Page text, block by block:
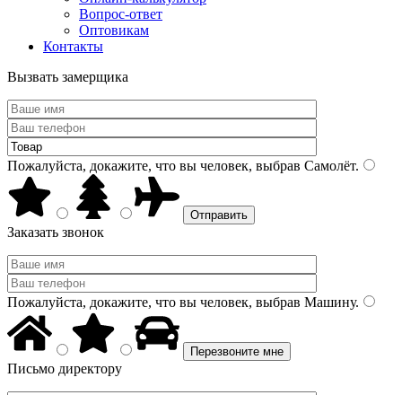
Вопрос-ответ
Оптовикам
Контакты
Вызвать замерщика
Пожалуйста, докажите, что вы человек, выбрав Самолёт.
Заказать звонок
Пожалуйста, докажите, что вы человек, выбрав Машину.
Письмо директору